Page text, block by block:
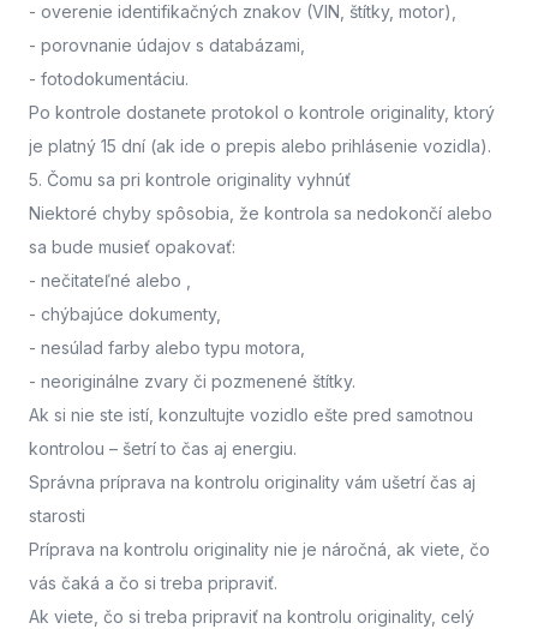
- overenie identifikačných znakov (VIN, štítky, motor),
- porovnanie údajov s databázami,
- fotodokumentáciu.
Po kontrole dostanete protokol o kontrole originality, ktorý
je platný 15 dní (ak ide o prepis alebo prihlásenie vozidla).
5. Čomu sa pri kontrole originality vyhnúť
Niektoré chyby spôsobia, že kontrola sa nedokončí alebo
sa bude musieť opakovať:
- nečitateľné alebo
- chýbajúce dokumenty,
- nesúlad farby alebo typu motora,
- neoriginálne zvary či pozmenené štítky.
Ak si nie ste istí, konzultujte vozidlo ešte pred samotnou
kontrolou – šetrí to čas aj energiu.
Správna príprava na kontrolu originality vám ušetrí čas aj
starosti
Príprava na kontrolu originality nie je náročná, ak viete, čo
vás čaká a čo si treba pripraviť.
Ak viete, čo si treba pripraviť na kontrolu originality, celý